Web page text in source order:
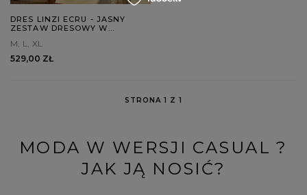
DRES LINZI ECRU - JASNY
ZESTAW DRESOWY W
M L
XL
529,00 ZŁ
STRONA 1 Z 1
MODA W WERSJI CASUAL ?
JAK JĄ NOSIĆ?